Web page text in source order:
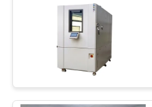
QUALITÉ
CONTACTEZ-
NOUS
choc